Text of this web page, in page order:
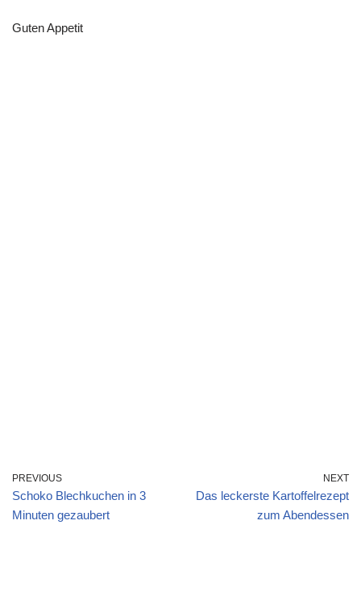
Guten Appetit
PREVIOUS
Schoko Blechkuchen in 3
Minuten gezaubert
NEXT
Das leckerste Kartoffelrezept
zum Abendessen